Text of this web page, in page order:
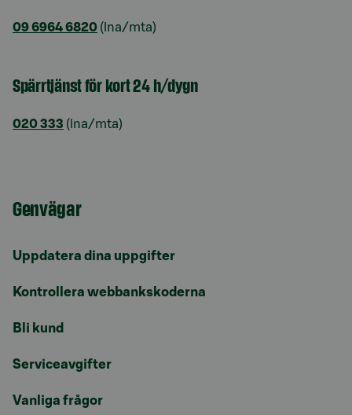
09 6964 6820 (lna/mta)
Spärrtjänst för kort 24 h/dygn
020 333 (lna/mta)
Genvägar
Uppdatera dina uppgifter
Kontrollera webbankskoderna
Bli kund
Serviceavgifter
Vanliga frågor